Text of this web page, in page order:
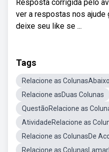
Resposta corrigida pelo
ver a respostas nos ajude
deixe seu like se ...
Tags
Relacione as ColunasAbaixo
Relacione asDuas Colunas
QuestãoRelacione as
AtividadeRelacione as
Relacione as ColunasDe
Relacione as